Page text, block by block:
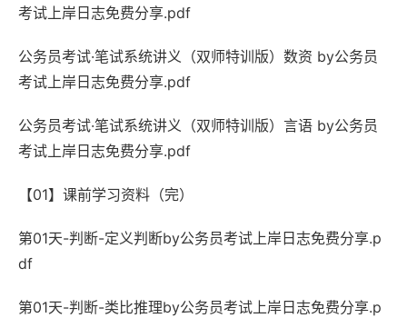
考试上岸日志免费分享.pdf
公务员考试·笔试系统讲义（双师特训版）数资 by公务员
考试上岸日志免费分享.pdf
公务员考试·笔试系统讲义（双师特训版）言语 by公务员
考试上岸日志免费分享.pdf
【01】课前学习资料（完）
第01天-判断-定义判断by公务员考试上岸日志免费分享.p
df
第01天-判断-类比推理by公务员考试上岸日志免费分享.p